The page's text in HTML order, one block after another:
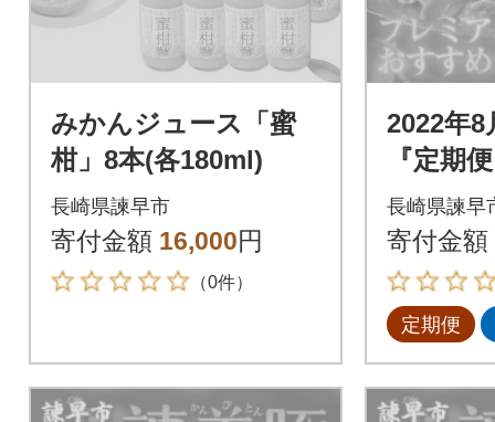
みかんジュース「蜜
柑」8本(各180ml)
長崎県諫早市
寄付金額 16,000円
（0件）
2022年8
『定期
んびと
100おす
g 全3回
長崎県諫早
寄付金額
定期便